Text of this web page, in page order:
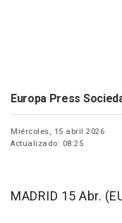
Europa Press
Miércoles, 15 abril 2026
Actualizado: 08:25
MADRID 15 Abr.